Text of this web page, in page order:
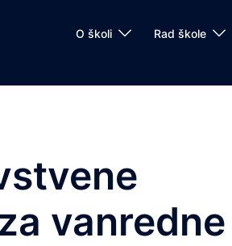
O školi Rad škole
vanredne